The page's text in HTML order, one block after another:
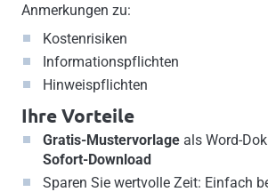
Anmerkungen zu:
Kostenrisiken
Informationspflichten
Hinweispflichten
Ihre Vorteile
Gratis-Mustervorlageals Word-
Sofort-Download
Sparen Sie wertvolle Zeit: Einfach